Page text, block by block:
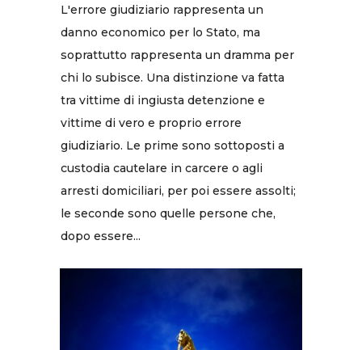
L'errore giudiziario rappresenta un
danno economico per lo Stato, ma
soprattutto rappresenta un dramma per
chi lo subisce. Una distinzione va fatta
tra vittime di ingiusta detenzione e
vittime di vero e proprio errore
giudiziario. Le prime sono sottoposti a
custodia cautelare in carcere o agli
arresti domiciliari, per poi essere assolti;
le seconde sono quelle persone che,
dopo essere...